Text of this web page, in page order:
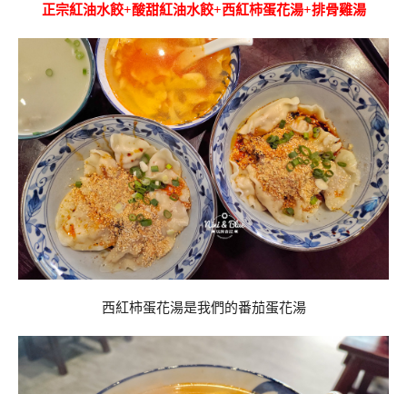
正宗紅油水餃+酸甜紅油水餃+西紅柿蛋花湯+排骨雞湯
西紅柿蛋花湯是我們的番茄蛋花湯